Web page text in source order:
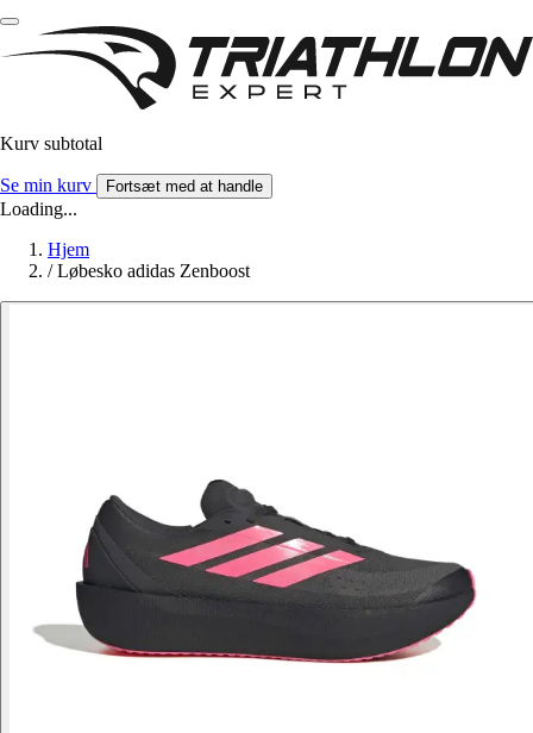
Kurv subtotal
Se min kurv Fortsæt med at handle
Loading...
Hjem
/ Løbesko adidas Zenboost